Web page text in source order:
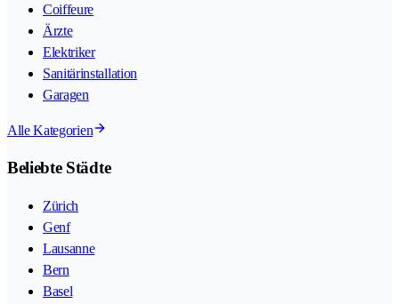
Coiffeure
Ärzte
Elektriker
Sanitärinstallation
Garagen
Alle Kategorien
Beliebte Städte
Zürich
Genf
Lausanne
Bern
Basel